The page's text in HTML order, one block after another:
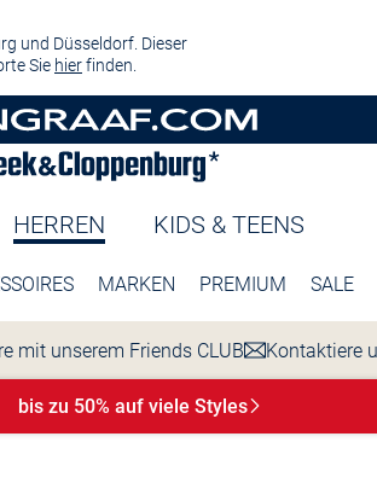
und Düsseldorf. Dieser
Sie hierfinden.
HERREN KIDS & TEENS
MARKEN PREMIUM SALE
mit unserem Friends CLUB Kontaktiere
bis zu 50% auf viele Styles